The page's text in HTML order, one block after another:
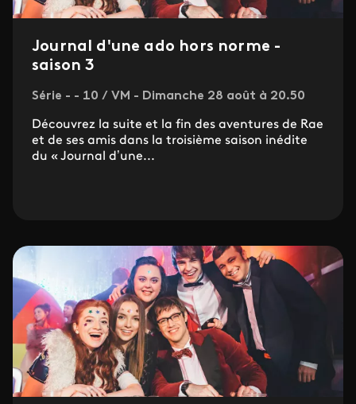
Journal d'une ado hors norme -
saison 3
Série - - 10 / VM - Dimanche 28 août à 20.50
Découvrez la suite et la fin des aventures de Rae
et de ses amis dans la troisième saison inédite
du « Journal d’une...